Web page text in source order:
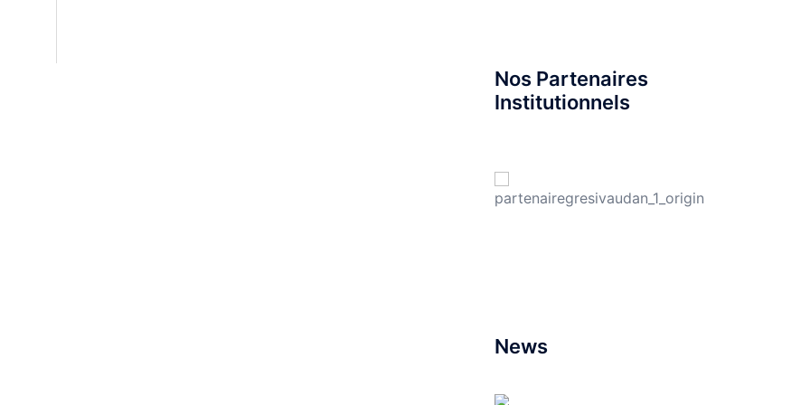
Nos Partenaires
Institutionnels
News